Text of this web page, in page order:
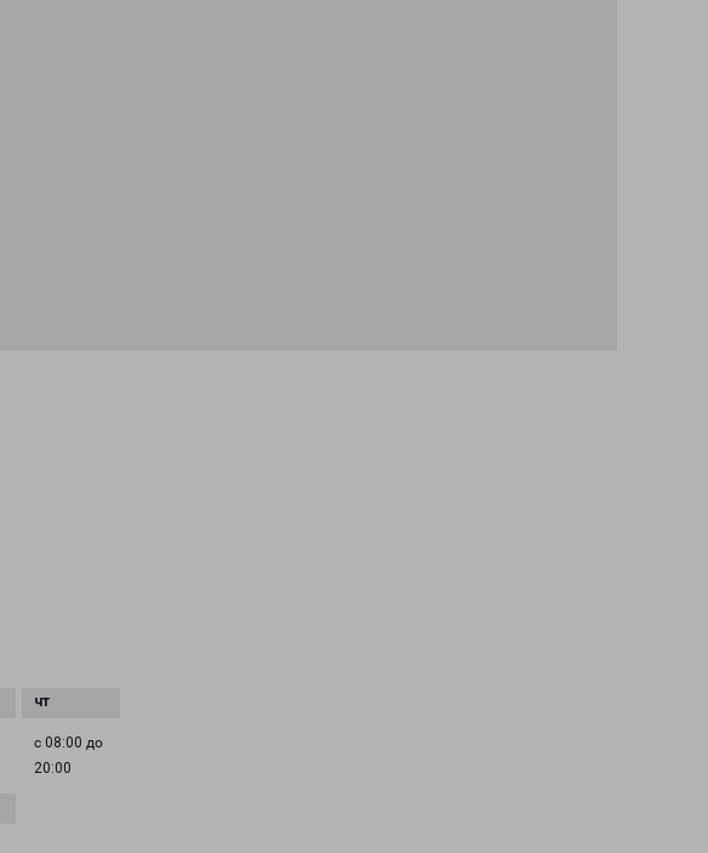
с 08:00 до
20:00